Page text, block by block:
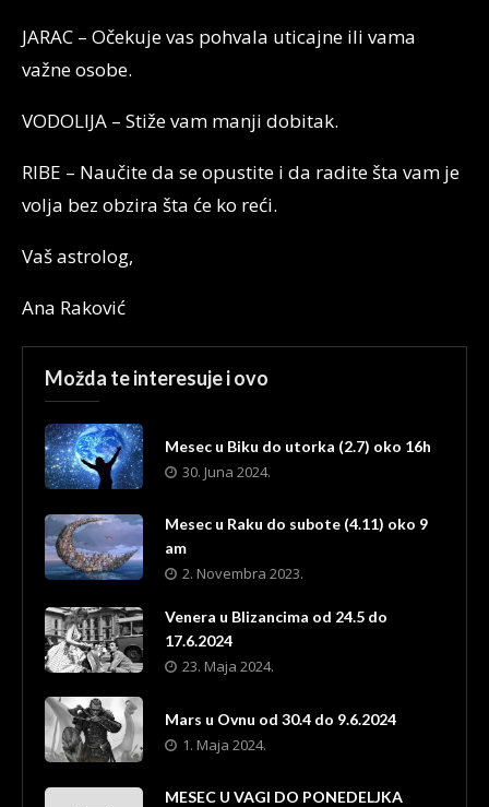
JARAC – Očekuje vas pohvala uticajne ili vama
važne osobe.
VODOLIJA – Stiže vam manji dobitak.
RIBE – Naučite da se opustite i da radite šta vam je
volja bez obzira šta će ko reći.
Vaš astrolog,
Ana Raković
Možda te interesuje i ovo
Mesec u Biku do utorka (2.7) oko 16h
30. Juna 2024.
Mesec u Raku do subote (4.11) oko 9
am
2. Novembra 2023.
Venera u Blizancima od 24.5 do
17.6.2024
23. Maja 2024.
Mars u Ovnu od 30.4 do 9.6.2024
1. Maja 2024.
MESEC U VAGI DO PONEDELJKA